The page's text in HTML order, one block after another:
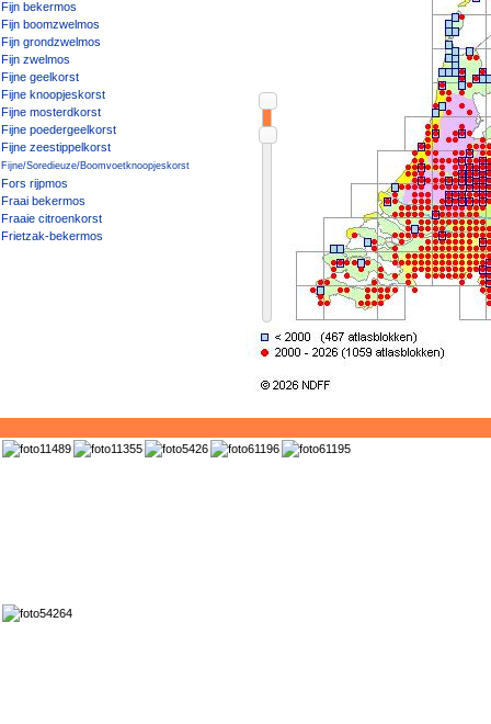
Fijn bekermos
Fijn boomzwelmos
Fijn grondzwelmos
Fijn zwelmos
Fijne geelkorst
Fijne knoopjeskorst
Fijne mosterdkorst
Fijne poedergeelkorst
Fijne zeestippelkorst
Fijne/Soredieuze/Boomvoetknoopjeskorst
Fors rijpmos
Fraai bekermos
Fraaie citroenkorst
Frietzak-bekermos